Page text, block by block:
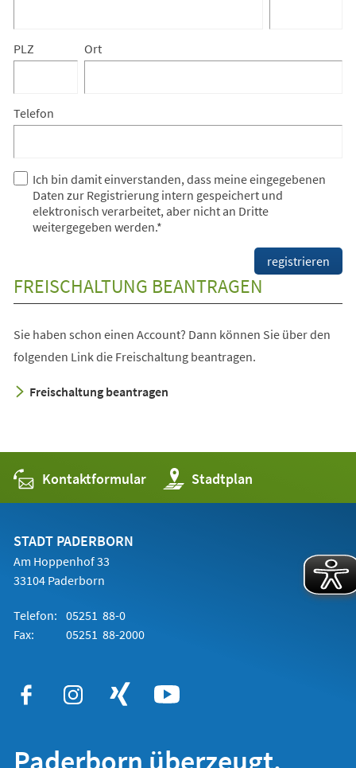
PLZ Ort
Telefon
Ich bin damit einverstanden, dass meine eingegebenen
Daten zur Registrierung intern gespeichert und
elektronisch verarbeitet, aber nicht an Dritte
weitergegeben werden.*
dieses
leer.
registrieren
FREISCHALTUNG BEANTRAGEN
Sie haben schon einen Account? Dann können Sie über den
folgenden Link die Freischaltung beantragen.
Freischaltung beantragen
Kontaktformular Stadtplan
(Öffnet
in
einem
STADT PADERBORN
Am Hoppenhof 33
33104 Paderborn
Telefon: 05251 88-0
Fax:
05251 88-2000